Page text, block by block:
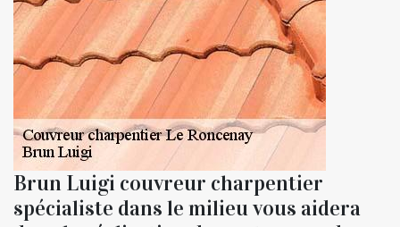
Brun Luigi couvreur charpentier
spécialiste dans le milieu vous aidera